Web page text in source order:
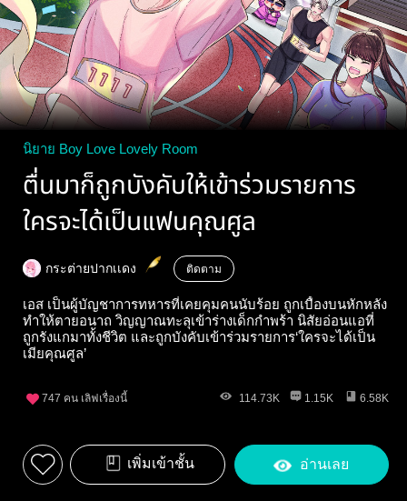
นิยาย Boy Love Lovely Room
ตื่นมาก็ถูกบังคับให้เข้าร่วมรายการ
ใครจะได้เป็นแฟนคุณศูล
กระต่ายปากเเดง ติดตาม
เอส เป็นผู้บัญชาการทหารที่เคยคุมคนนับร้อย ถูกเบื้องบนหักหลัง
ทำให้ตายอนาถ วิญญาณทะลุเข้าร่างเด็กกำพร้า นิสัยอ่อนแอที่
ถูกรังแกมาทั้งชีวิต และถูกบังคับเข้าร่วมรายการ‘ใครจะได้เป็น
เมียคุณศูล’
747 คน เลิฟเรื่องนี้ 114.73K 1.15K 6.58K
เพิ่มเข้าชั้น อ่านเลย